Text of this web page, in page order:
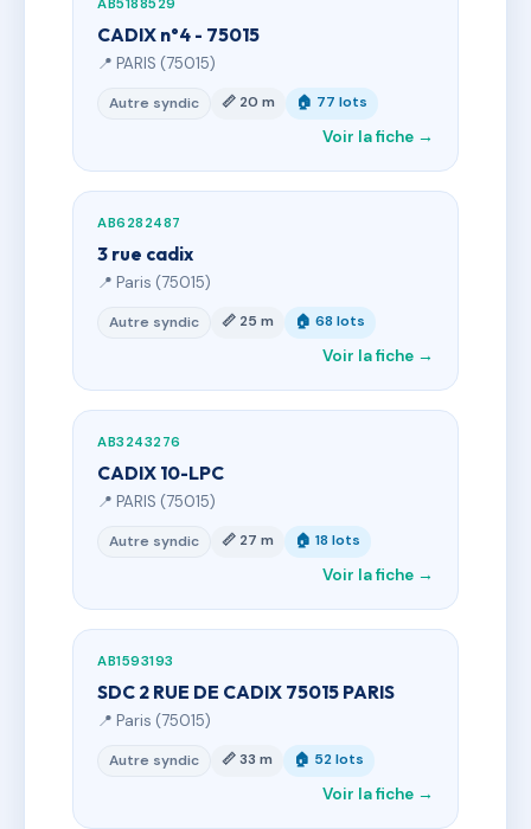
AB5188529
CADIX n°4 - 75015
📍 PARIS (75015)
Autre syndic 📏 20 m 🏠 77 lots
Voir la fiche →
AB6282487
3 rue cadix
📍 Paris (75015)
Autre syndic 📏 25 m 🏠 68 lots
Voir la fiche →
AB3243276
CADIX 10-LPC
📍 PARIS (75015)
Autre syndic 📏 27 m 🏠 18 lots
Voir la fiche →
AB1593193
SDC 2 RUE DE CADIX 75015 PARIS
📍 Paris (75015)
Autre syndic 📏 33 m 🏠 52 lots
Voir la fiche →